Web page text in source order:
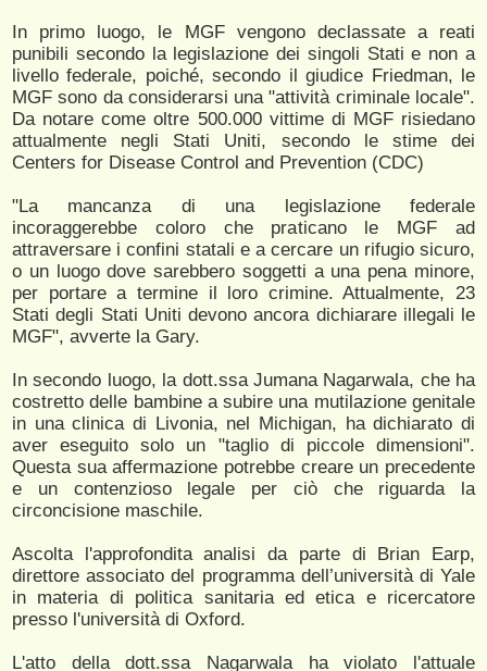
In primo luogo, le MGF vengono declassate a reati
punibili secondo la legislazione dei singoli Stati e non a
livello federale, poiché, secondo il giudice Friedman, le
MGF sono da considerarsi una "attività criminale locale".
Da notare come oltre 500.000 vittime di MGF risiedano
attualmente negli Stati Uniti, secondo le stime dei
Centers for Disease Control and Prevention (CDC)
"La mancanza di una legislazione federale
incoraggerebbe coloro che praticano le MGF ad
attraversare i confini statali e a cercare un rifugio sicuro,
o un luogo dove sarebbero soggetti a una pena minore,
per portare a termine il loro crimine. Attualmente, 23
Stati degli Stati Uniti devono ancora dichiarare illegali le
MGF", avverte la Gary.
In secondo luogo, la dott.ssa Jumana Nagarwala, che ha
costretto delle bambine a subire una mutilazione genitale
in una clinica di Livonia, nel Michigan, ha dichiarato di
aver eseguito solo un "taglio di piccole dimensioni".
Questa sua affermazione potrebbe creare un precedente
e un contenzioso legale per ciò che riguarda la
circoncisione maschile.
Ascolta l'approfondita analisi da parte di Brian Earp,
direttore associato del programma dell’università di Yale
in materia di politica sanitaria ed etica e ricercatore
presso l'università di Oxford.
L'atto della dott.ssa Nagarwala ha violato l'attuale